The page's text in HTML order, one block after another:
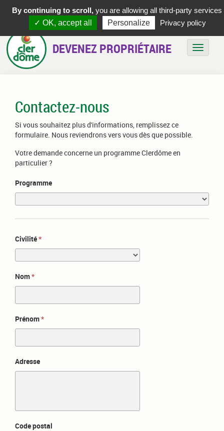
DEVENEZ PROPRIÉTAIRE
Contactez-nous
Si vous souhaitez plus d'informations, remplissez ce
formulaire. Nous reviendrons vers vous dès que possible.
Votre demande concerne un programme Clerdôme en
particulier ?
Programme
Civilité
Nom
Prénom
Adresse
Code postal
By continuing to scroll, you are allowing all third-party services
✓ OK, accept all
Personalize Privacy policy